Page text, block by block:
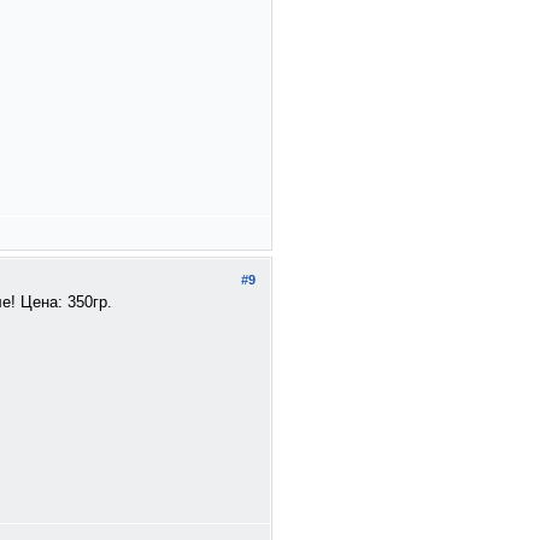
#9
Цена: 350гр.